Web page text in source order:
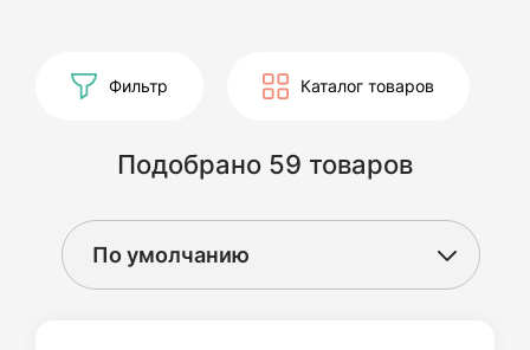
Фильтр Каталог товаров
Подобрано 59 товаров